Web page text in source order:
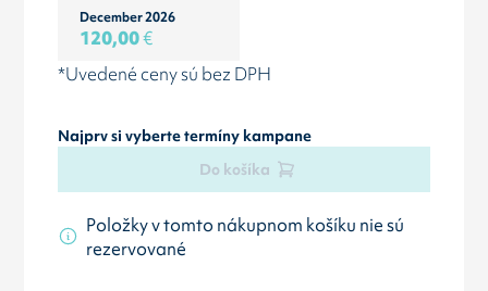
December 2026
120,00€
*Uvedené ceny sú bez DPH
Najprv si vyberte termíny kampane
Do košíka
Položky v tomto nákupnom košíku nie sú
rezervované